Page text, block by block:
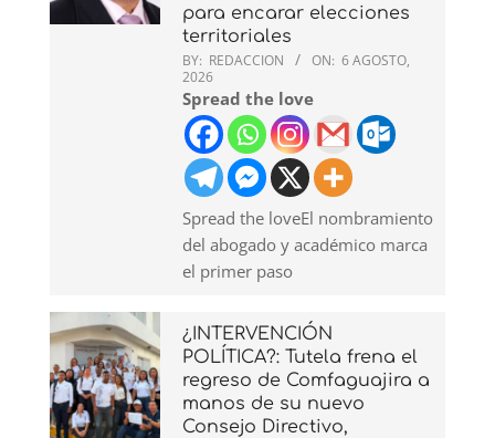
para encarar elecciones
territoriales
BY: REDACCION ON: 6 AGOSTO,
2026
Spread the love
Spread the loveEl nombramiento
del abogado y académico marca
el primer paso
¿INTERVENCIÓN
POLÍTICA?: Tutela frena el
regreso de Comfaguajira a
manos de su nuevo
Consejo Directivo,